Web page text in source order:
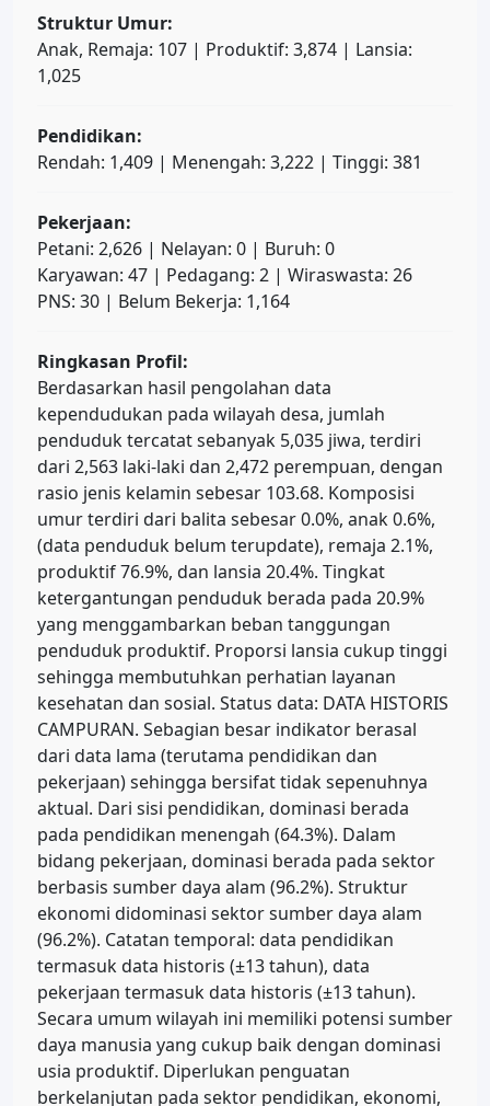
Struktur Umur:
Anak, Remaja: 107 | Produktif: 3,874 | Lansia:
1,025
Pendidikan:
Rendah: 1,409 | Menengah: 3,222 | Tinggi: 381
Pekerjaan:
Petani: 2,626 | Nelayan: 0 | Buruh: 0
Karyawan: 47 | Pedagang: 2 | Wiraswasta: 26
PNS: 30 | Belum Bekerja: 1,164
Ringkasan Profil:
Berdasarkan hasil pengolahan data
kependudukan pada wilayah desa, jumlah
penduduk tercatat sebanyak 5,035 jiwa, terdiri
dari 2,563 laki-laki dan 2,472 perempuan, dengan
rasio jenis kelamin sebesar 103.68. Komposisi
umur terdiri dari balita sebesar 0.0%, anak 0.6%,
(data penduduk belum terupdate), remaja 2.1%,
produktif 76.9%, dan lansia 20.4%. Tingkat
ketergantungan penduduk berada pada 20.9%
yang menggambarkan beban tanggungan
penduduk produktif. Proporsi lansia cukup tinggi
sehingga membutuhkan perhatian layanan
kesehatan dan sosial. Status data: DATA HISTORIS
CAMPURAN. Sebagian besar indikator berasal
dari data lama (terutama pendidikan dan
pekerjaan) sehingga bersifat tidak sepenuhnya
aktual. Dari sisi pendidikan, dominasi berada
pada pendidikan menengah (64.3%). Dalam
bidang pekerjaan, dominasi berada pada sektor
berbasis sumber daya alam (96.2%). Struktur
ekonomi didominasi sektor sumber daya alam
(96.2%). Catatan temporal: data pendidikan
termasuk data historis (±13 tahun), data
pekerjaan termasuk data historis (±13 tahun).
Secara umum wilayah ini memiliki potensi sumber
daya manusia yang cukup baik dengan dominasi
usia produktif. Diperlukan penguatan
berkelanjutan pada sektor pendidikan, ekonomi,